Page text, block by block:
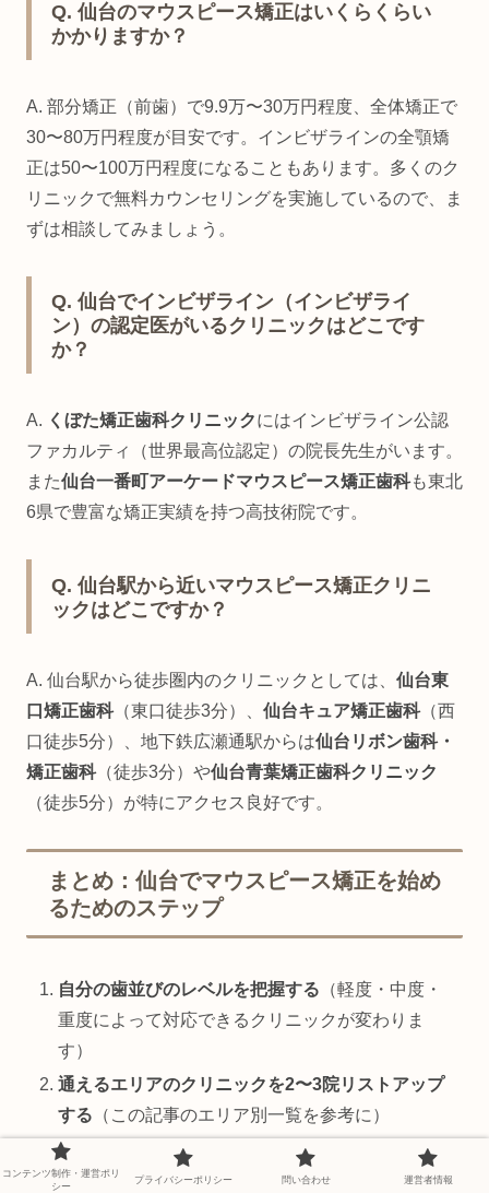
Q. 仙台のマウスピース矯正はいくらくらい
かかりますか？
A. 部分矯正（前歯）で9.9万〜30万円程度、全体矯正で
30〜80万円程度が目安です。インビザラインの全顎矯
正は50〜100万円程度になることもあります。多くのク
リニックで無料カウンセリングを実施しているので、ま
ずは相談してみましょう。
Q. 仙台でインビザライン（インビザライ
ン）の認定医がいるクリニックはどこです
か？
A. くぼた矯正歯科クリニックにはインビザライン公認
ファカルティ（世界最高位認定）の院長先生がいます。
また仙台一番町アーケードマウスピース矯正歯科も東北
6県で豊富な矯正実績を持つ高技術院です。
Q. 仙台駅から近いマウスピース矯正クリニ
ックはどこですか？
A. 仙台駅から徒歩圏内のクリニックとしては、 仙台東
口矯正歯科（東口徒歩3分）、 仙台キュア矯正歯科（西
口徒歩5分）、地下鉄広瀬通駅からは仙台リボン歯科・
矯正歯科（徒歩3分）や仙台青葉矯正歯科クリニック
（徒歩5分）が特にアクセス良好です。
まとめ：仙台でマウスピース矯正を始め
るためのステップ
自分の歯並びのレベルを把握する （軽度・中度・
重度によって対応できるクリニックが変わりま
す）
通えるエリアのクリニックを2〜3院リストアップ
する （この記事のエリア別一覧を参考に）
無料カウンセリングを予約して比較する
（費用・
期間・担当医の説明のわかりやすさを比べましょ
コンテンツ制作・運営ポリ
シー
プライバシーポリシー 問い合わせ 運営者情報